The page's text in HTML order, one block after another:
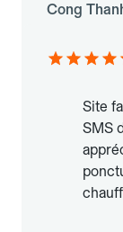
Cong
Site
SMS